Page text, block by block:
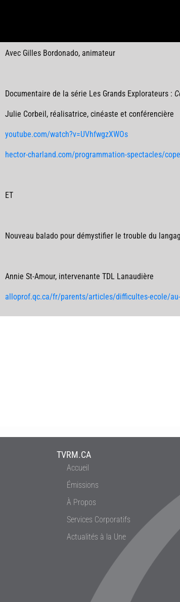
Avec Gilles Bordonado, animateur
Documentaire de la série Les Grands Explorateurs :
Julie Corbeil, réalisatrice, cinéaste et conférencière
youtube.com/watch?v=UVhfwgzXWOs
hector-charland.com/programmation-spectacles/
ET
Nouveau balado pour démystifier le trouble du
Annie St-Amour, intervenante TDL Lanaudière
alloprof.qc.ca/fr/parents/articles/difficultes-ecole/
TVRM.CA
Accueil
Émissions
À Propos
Services Corporatifs
Actualités à la Une